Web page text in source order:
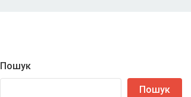
Пошук
Пошук